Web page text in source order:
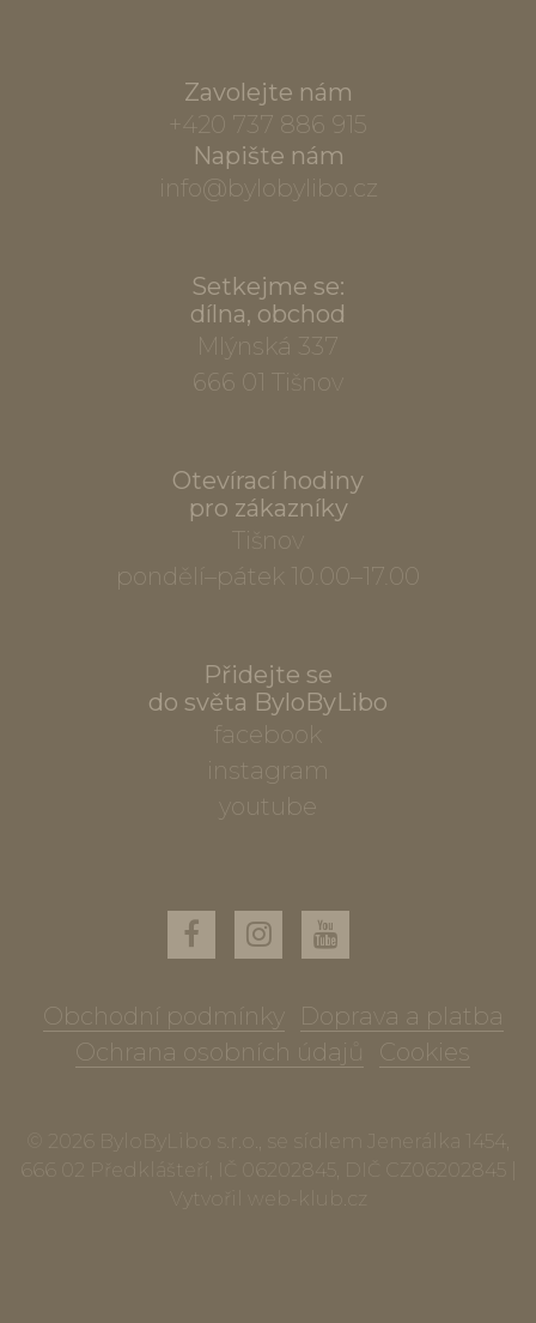
Zavolejte nám
+420 737 886 915
Napište nám
info@bylobylibo.cz
Setkejme se:
dílna, obchod
Mlýnská 337
666 01 Tišnov
Otevírací hodiny
pro zákazníky
Tišnov
pondělí–pátek 10.00–17.00
Přidejte se
do světa ByloByLibo
facebook
instagram
youtube
Obchodní podmínky
Doprava a platba
Ochrana osobních údajů
Cookies
© 2026 ByloByLibo s.r.o., se sídlem Jenerálka 1454,
666 02 Předklášteří, IČ 06202845, DIČ CZ06202845 |
Vytvořil